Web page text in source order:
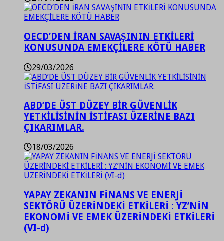
OECD’DEN İRAN SAVAŞININ ETKİLERİ
KONUSUNDA EMEKÇİLERE KÖTÜ HABER
29/03/2026
ABD’DE ÜST DÜZEY BİR GÜVENLİK
YETKİLİSİNİN İSTİFASI ÜZERİNE BAZI
ÇIKARIMLAR.
18/03/2026
YAPAY ZEKANIN FİNANS VE ENERJİ
SEKTÖRÜ ÜZERİNDEKİ ETKİLERİ : YZ’NİN
EKONOMİ VE EMEK ÜZERİNDEKİ ETKİLERİ
(VI-d)